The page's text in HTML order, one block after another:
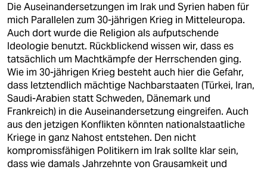
Die Auseinandersetzungen im Irak und Syrien haben für
mich Parallelen zum 30-jährigen Krieg in Mitteleuropa.
Auch dort wurde die Religion als aufputschende
Ideologie benutzt. Rückblickend wissen wir, dass es
tatsächlich um Machtkämpfe der Herrschenden ging.
Wie im 30-jährigen Krieg besteht auch hier die Gefahr,
dass letztendlich mächtige Nachbarstaaten (Türkei, Iran,
Saudi-Arabien statt Schweden, Dänemark und
Frankreich) in die Auseinandersetzung eingreifen. Auch
aus den jetzigen Konflikten könnten nationalstaatliche
Kriege in ganz Nahost entstehen. Den nicht
kompromissfähigen Politikern im Irak sollte klar sein,
dass wie damals Jahrzehnte von Grausamkeit und